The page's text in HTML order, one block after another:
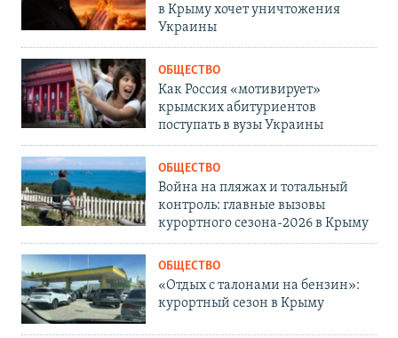
в Крыму хочет уничтожения
Украины
ОБЩЕСТВО
Как Россия «мотивирует»
крымских абитуриентов
поступать в вузы Украины
ОБЩЕСТВО
Война на пляжах и тотальный
контроль: главные вызовы
курортного сезона-2026 в Крыму
ОБЩЕСТВО
«Отдых с талонами на бензин»:
курортный сезон в Крыму